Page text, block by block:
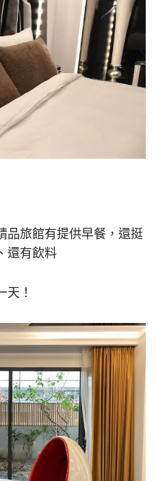
品旅館有提供早餐，還挺
還有飲料
天！